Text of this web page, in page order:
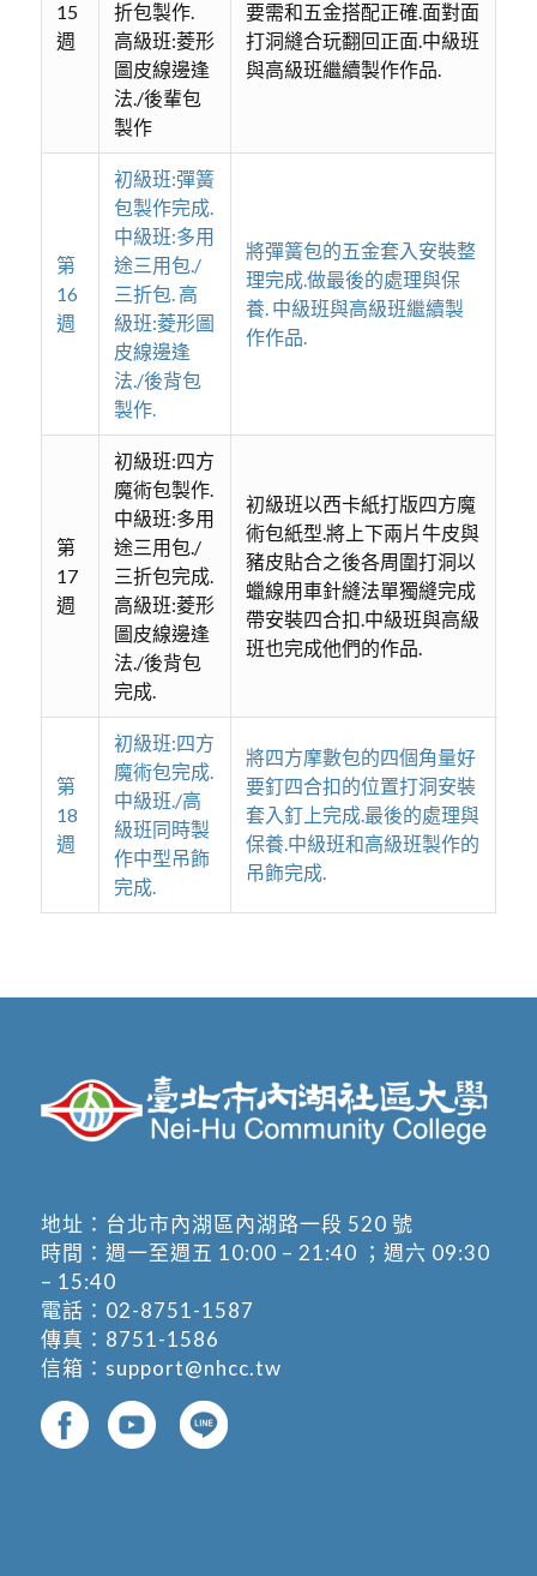
15
週
折包製作.
高級班:菱形
圖皮線邊逢
法./後輩包
製作
要需和五金搭配正確.面對面
打洞縫合玩翻回正面.中級班
與高級班繼續製作作品.
第
16
週
初級班:彈簧
包製作完成.
中級班:多用
途三用包./
三折包. 高
級班:菱形圖
皮線邊逢
法./後背包
製作.
將彈簧包的五金套入安裝整
理完成.做最後的處理與保
養. 中級班與高級班繼續製
作作品.
第
17
週
初級班:四方
魔術包製作.
中級班:多用
途三用包./
三折包完成.
高級班:菱形
圖皮線邊逢
法./後背包
完成.
初級班以西卡紙打版四方魔
術包紙型.將上下兩片牛皮與
豬皮貼合之後各周圍打洞以
蠟線用車針縫法單獨縫完成
帶安裝四合扣.中級班與高級
班也完成他們的作品.
第
18
週
初級班:四方
魔術包完成.
中級班./高
級班同時製
作中型吊飾
完成.
將四方摩數包的四個角量好
要釘四合扣的位置打洞安裝
套入釘上完成.最後的處理與
保養.中級班和高級班製作的
吊飾完成.
地址： 台北市內湖區內湖路一段 520 號
時間：週一至週五 10:00 – 21:40 ；週六 09:30
– 15:40
電話： 02-8751-1587
傳真：8751-1586
信箱： support@nhcc.tw